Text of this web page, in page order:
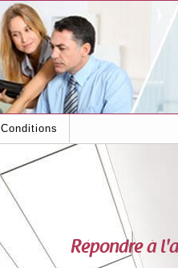
Conditions
Répondre à